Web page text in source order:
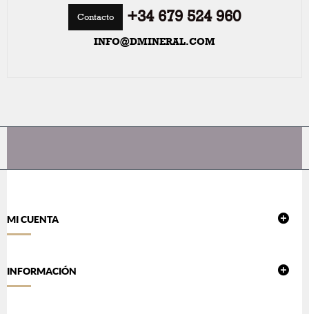
Contacto +34 679 524 960
INFO@DMINERAL.COM
MI CUENTA
INFORMACIÓN